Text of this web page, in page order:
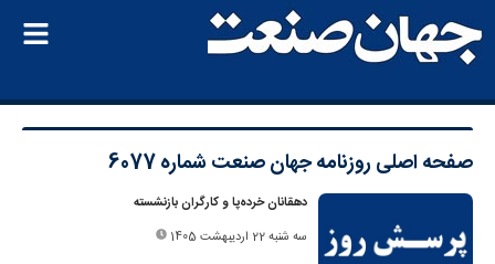
صفحه اصلی روزنامه جهان صنعت شماره 6077
دهقانان خرده‌پا و کارگران بازنشسته
سه شنبه 22 اردیبهشت 1405